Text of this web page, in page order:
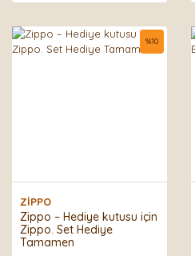
ZİPPO
Zippo – Hediye kutusu için
Zippo. Set Hediye
Tamamen
%10